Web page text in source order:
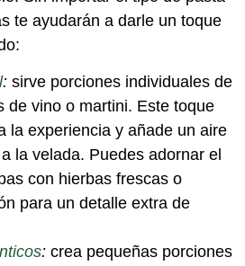
te ayudarán a darle un toque
: sirve porciones individuales de
de vino o martini. Este toque
la experiencia y añade un aire
la velada. Puedes adornar el
con hierbas frescas o
para un detalle extra de
: crea pequeñas porciones